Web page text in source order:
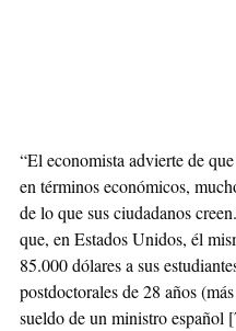
“El economista advierte de
en términos económicos,
de lo que sus ciudadanos
que, en Estados Unidos, él
85.000 dólares a sus
postdoctorales de 28 años
sueldo de un ministro español